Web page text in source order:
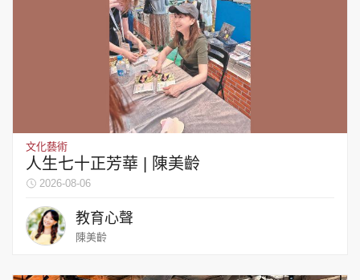
文化藝術
人生七十正芳華 | 陳美齡
2026-08-06
教育心聲
陳美齡